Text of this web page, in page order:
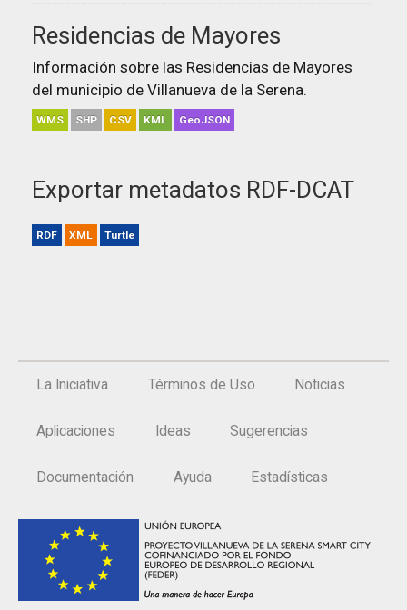
Residencias de Mayores
Información sobre las Residencias de Mayores
del municipio de Villanueva de la Serena.
WMS SHP CSV KML GeoJSON
Exportar metadatos RDF-DCAT
RDF XML Turtle
La Iniciativa Términos de Uso Noticias
Aplicaciones Ideas Sugerencias
Documentación Ayuda Estadísticas